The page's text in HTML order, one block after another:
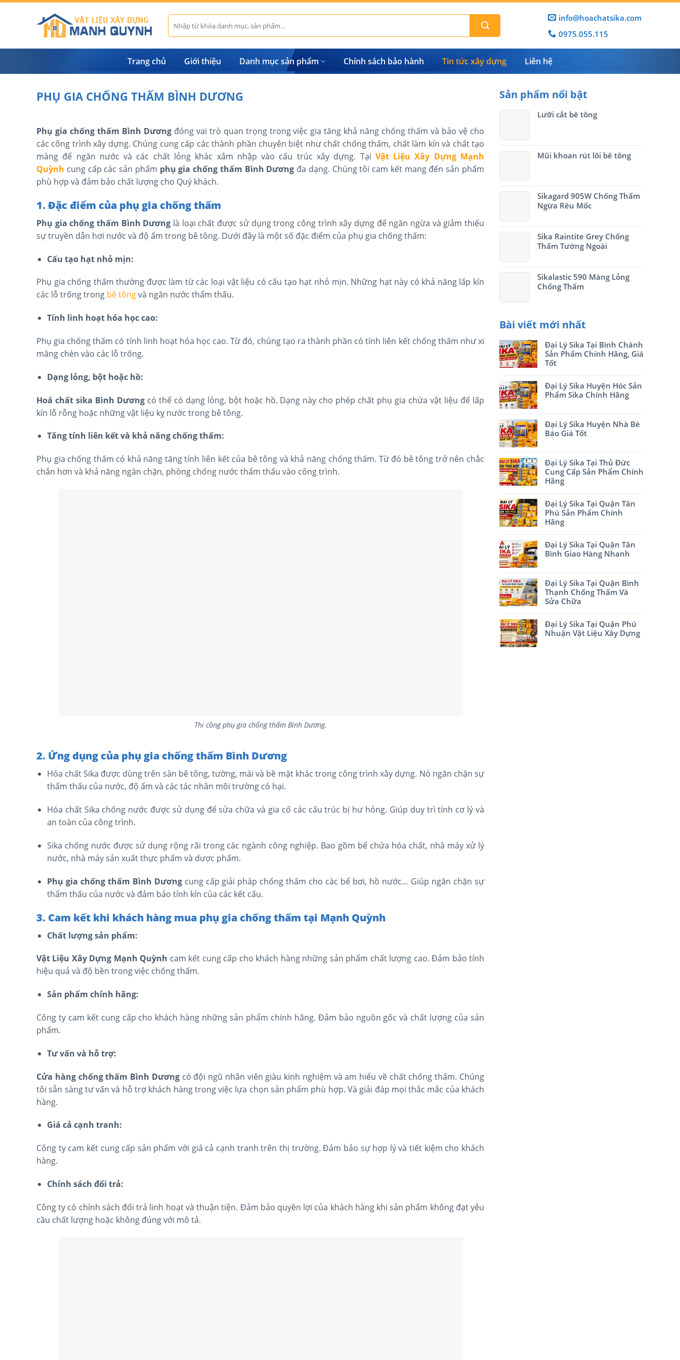
Skip
Tìm
kiếm:
info@hoachatsika.com
0975.055.115
Trang chủ Giới thiệu Danh mục sản phẩm Chính sách bảo hành Tin tức xây dựng Liên hệ
PHỤ GIA CHỐNG THẤM BÌNH DƯƠNG
Phụ gia chống thấm Bình Dươngđóng vai trò quan trọng trong việc gia tăng khả năng chống thấm và bảo vệ cho
các công trình xây dựng. Chúng cung cấp các thành phần chuyên biệt như chất chống thấm, chất làm kín và chất tạo
màng để ngăn nước và các chất lỏng khác xâm nhập vào cấu trúc xây dựng. Tại Vật Liệu Xây Dựng Mạnh
Quỳnh cung cấp các sản phẩm phụ gia chống thấm Bình Dương đa dạng. Chúng tôi cam kết mang đến sản phẩm
phù hợp và đảm bảo chất lượng cho Quý khách.
1. Đặc điểm của phụ gia chống thấm
Phụ gia chống thấm Bình Dương là loại chất được sử dụng trong công trình xây dựng để ngăn ngừa và giảm thiểu
sự truyền dẫn hơi nước và độ ẩm trong bê tông. Dưới đây là một số đặc điểm của phụ gia chống thấm:
Cấu tạo hạt nhỏ mịn:
Phụ gia chống thấm thường được làm từ các loại vật liệu có cấu tạo hạt nhỏ mịn. Những hạt này có khả năng lấp kín
các lỗ trống trong bê tôngvà ngăn nước thẩm thấu.
Tính linh hoạt hóa học cao:
Phụ gia chống thấm có tính linh hoạt hóa học cao. Từ đó, chúng tạo ra thành phần có tính liên kết chống thấm như xi
măng chèn vào các lỗ trống.
Dạng lỏng, bột hoặc hồ:
Hoá chất sika Bình Dươngcó thể có dạng lỏng, bột hoặc hồ. Dạng này cho phép chất phụ gia chứa vật liệu để lấp
kín lỗ rỗng hoặc những vật liệu kỵ nước trong bê tông.
Tăng tính liên kết và khả năng chống thấm:
Phụ gia chống thấm có khả năng tăng tính liên kết của bê tông và khả năng chống thấm. Từ đó bê tông trở nên chắc
chắn hơn và khả năng ngăn chặn, phòng chống nước thẩm thấu vào công trình.
Thi công phụ gia chống thấm Bình Dương.
2. Ứng dụng của phụ gia chống thấm Bình Dương
Hóa chất Sika được dùng trên sàn bê tông, tường, mái và bề mặt khác trong công trình xây dựng. Nó ngăn chặn sự
thẩm thấu của nước, độ ẩm và các tác nhân môi trường có hại.
Hóa chất Sika chống nước được sử dụng để sửa chữa và gia cố các cấu trúc bị hư hỏng. Giúp duy trì tính cơ lý và
an toàn của công trình.
Sika chống nước được sử dụng rộng rãi trong các ngành công nghiệp. Bao gồm bể chứa hóa chất, nhà máy xử lý
nước, nhà máy sản xuất thực phẩm và dược phẩm.
Phụ gia chống thấm Bình Dươngcung cấp giải pháp chống thấm cho các bể bơi, hồ nước… Giúp ngăn chặn sự
thẩm thấu của nước và đảm bảo tính kín của các kết cấu.
3. Cam kết khi khách hàng mua phụ gia chống thấm tại Mạnh Quỳnh
Chất lượng sản phẩm:
Vật Liệu Xây Dựng Mạnh Quỳnh cam kết cung cấp cho khách hàng những sản phẩm chất lượng cao. Đảm bảo tính
hiệu quả và độ bền trong việc chống thấm.
Sản phẩm chính hãng:
Công ty cam kết cung cấp cho khách hàng những sản phẩm chính hãng. Đảm bảo nguồn gốc và chất lượng của sản
phẩm.
Tư vấn và hỗ trợ:
Cửa hàng chống thấm Bình Dươngcó đội ngũ nhân viên giàu kinh nghiệm và am hiểu về chất chống thấm. Chúng
tôi sẵn sàng tư vấn và hỗ trợ khách hàng trong việc lựa chọn sản phẩm phù hợp. Và giải đáp mọi thắc mắc của khách
hàng.
Giá cả cạnh tranh:
Công ty cam kết cung cấp sản phẩm với giá cả cạnh tranh trên thị trường. Đảm bảo sự hợp lý và tiết kiệm cho khách
hàng.
Chính sách đổi trả:
Công ty có chính sách đổi trả linh hoạt và thuận tiện. Đảm bảo quyền lợi của khách hàng khi sản phẩm không đạt yêu
cầu chất lượng hoặc không đúng với mô tả.
Sản phẩm nổi bật
Lưỡi cắt bê tông
Mũi khoan rút lõi bê tông
Sikagard 905W Chống Thấm
Ngừa Rêu Mốc
Sika Raintite Grey Chống
Thấm Tường Ngoài
Sikalastic 590 Màng Lỏng
Chống Thấm
Bài viết mới nhất
Đại Lý Sika Tại Bình Chánh
Sản Phẩm Chính Hãng, Giá
Tốt
Đại Lý Sika Huyện Hóc Sản
Phẩm Sika Chính Hãng
Đại Lý Sika Huyện Nhà Bè
Báo Giá Tốt
Đại Lý Sika Tại Thủ Đức
Cung Cấp Sản Phẩm Chính
Hãng
Đại Lý Sika Tại Quận Tân
Phú Sản Phẩm Chính
Hãng
Đại Lý Sika Tại Quận Tân
Bình Giao Hàng Nhanh
Đại Lý Sika Tại Quận Bình
Thạnh Chống Thấm Và
Sửa Chữa
Đại Lý Sika Tại Quận Phú
Nhuận Vật Liệu Xây Dựng